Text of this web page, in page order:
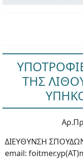
ΤΗΣ
ΔΙΕΥΘΥΝΣΗ
email: